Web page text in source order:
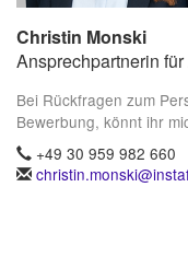
Christin Monski
Ansprechpartnerin
Bei Rückfragen zum
Bewerbung, könnt ihr
+49 30 959 982 660